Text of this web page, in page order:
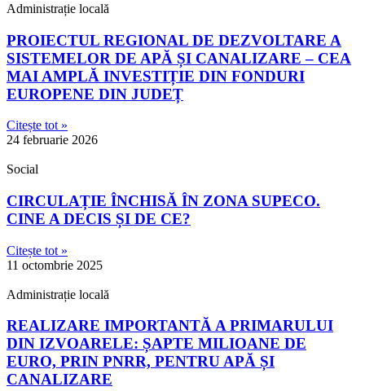
Administrație locală
PROIECTUL REGIONAL DE DEZVOLTARE A
SISTEMELOR DE APĂ ȘI CANALIZARE – CEA
MAI AMPLĂ INVESTIȚIE DIN FONDURI
EUROPENE DIN JUDEȚ
Citește tot »
24 februarie 2026
Social
CIRCULAȚIE ÎNCHISĂ ÎN ZONA SUPECO.
CINE A DECIS ȘI DE CE?
Citește tot »
11 octombrie 2025
Administrație locală
REALIZARE IMPORTANTĂ A PRIMARULUI
DIN IZVOARELE: ȘAPTE MILIOANE DE
EURO, PRIN PNRR, PENTRU APĂ ȘI
CANALIZARE